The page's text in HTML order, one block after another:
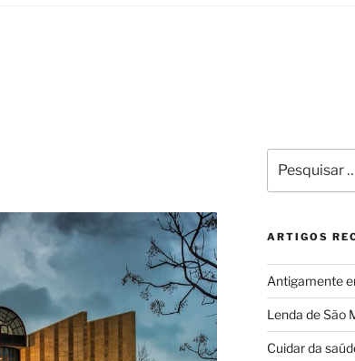
por:
ARTIGOS
Antigamente
Lenda de São
Cuidar da